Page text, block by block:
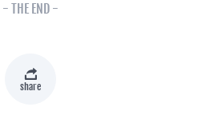
- THE END -
share